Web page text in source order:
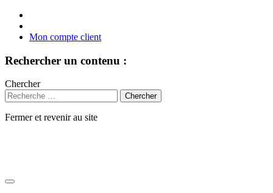
Mon compte client
Rechercher un contenu :
Chercher
Fermer et revenir au site